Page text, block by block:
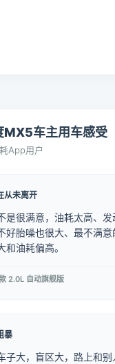
MX5车主用车感受
App用户
从未离开
是很满意，油耗太高、
好胎噪也很大、最不满
和油耗偏高。
2.0L 自动旗舰版
暴
子大，盲区大，路上和别